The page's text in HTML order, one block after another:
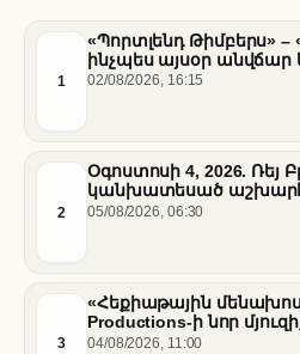
1
«Պորտլենդ Թիմբերս» –
ինչպես այսօր անվճար
հանդիպումը
02/08/2026, 16:15
2
Օգոստոսի 4, 2026. Ռեյ
կանխատեսած
05/08/2026, 06:30
3
«Հեքիաթային
Productions-ի նոր
պատմությունների նոր
04/08/2026, 11:00